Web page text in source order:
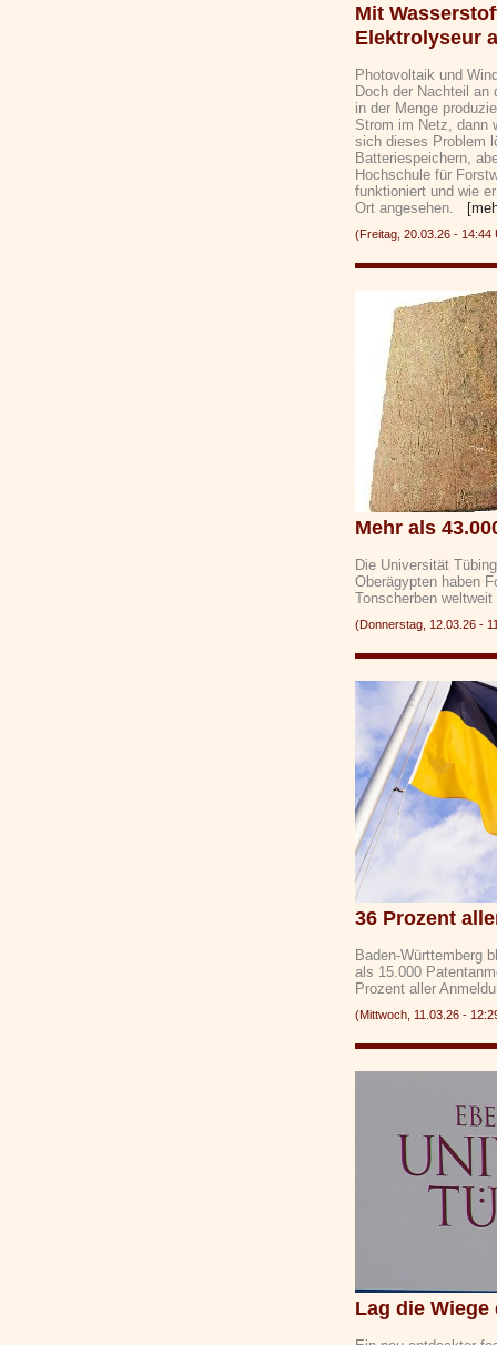
Mit
Elektrolyseur
Photovoltaik und
Doch der Nachteil an
in der Menge
Strom im Netz, dann
sich dieses Problem
Batteriespeichern,
Hochschule für
funktioniert und wie
Ort angesehen.
(Freitag, 20.03.26 -
Mehr als
Die Universität
Oberägypten haben
Tonscherben
(Donnerstag, 12.03.26 -
36 Prozent
Baden-Württemberg
als 15.000
Prozent aller
(Mittwoch, 11.03.26 -
Lag die